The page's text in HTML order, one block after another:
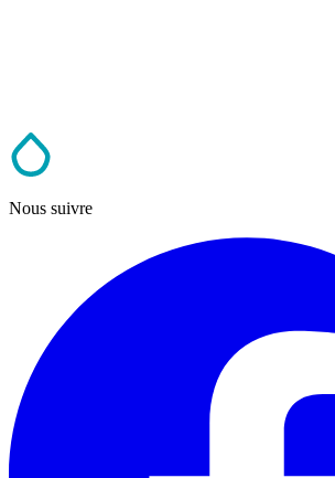
Nous suivre